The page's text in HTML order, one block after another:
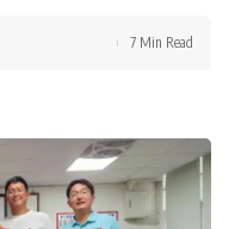
7 Min Read